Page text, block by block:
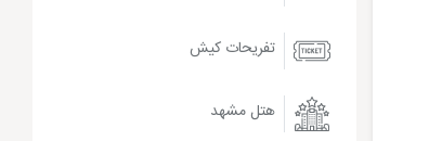
تفریحات کیش
هتل مشهد